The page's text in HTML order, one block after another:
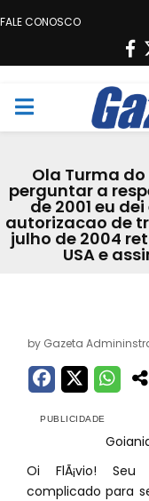
FALE CONOSCO
F
c
e
o
o
k
M
n
u
Ola Turma
perguntar a
de 2001 eu
autorizacao de
julho de 2004
USA e
by Gazeta
Oi FlÃ¡vio!
complicado para